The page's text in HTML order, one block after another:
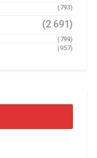
(793)
(2 691)
(799)
(957)